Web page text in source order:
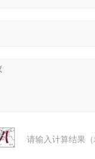
请输入计算结果